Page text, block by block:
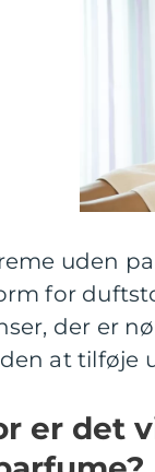
uden
for
der er
at tilføje
er det